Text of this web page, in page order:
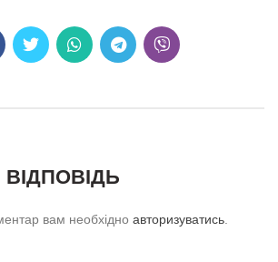
вам необхідно авторизуватись.